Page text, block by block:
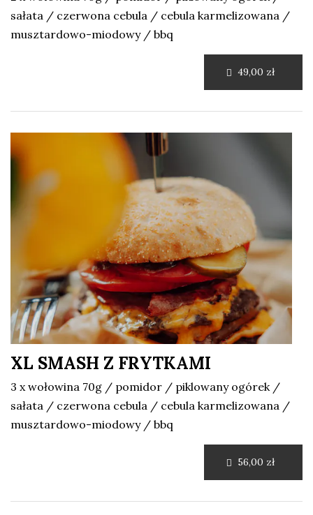
sałata / czerwona cebula / cebula karmelizowana /
musztardowo-miodowy / bbq
XL SMASH Z FRYTKAMI
3 x wołowina 70g / pomidor / piklowany ogórek /
sałata / czerwona cebula / cebula karmelizowana /
musztardowo-miodowy / bbq